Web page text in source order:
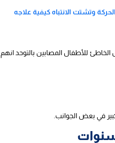
للأطفال المصابين بالتوحد
في بعض الجوانب.